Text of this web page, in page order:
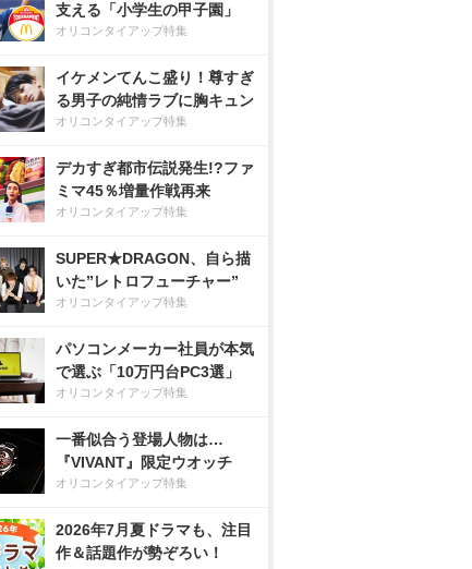
支える「小学生の甲子園」
オリコンタイアップ特集
イケメンてんこ盛り！尊すぎ
る男子の純情ラブに胸キュン
オリコンタイアップ特集
デカすぎ都市伝説発生!?ファ
ミマ45％増量作戦再来
オリコンタイアップ特集
SUPER★DRAGON、自ら描
いた”レトロフューチャー”
オリコンタイアップ特集
パソコンメーカー社員が本気
で選ぶ「10万円台PC3選」
オリコンタイアップ特集
一番似合う登場人物は…
『VIVANT』限定ウオッチ
オリコンタイアップ特集
2026年7月夏ドラマも、注目
作＆話題作が勢ぞろい！